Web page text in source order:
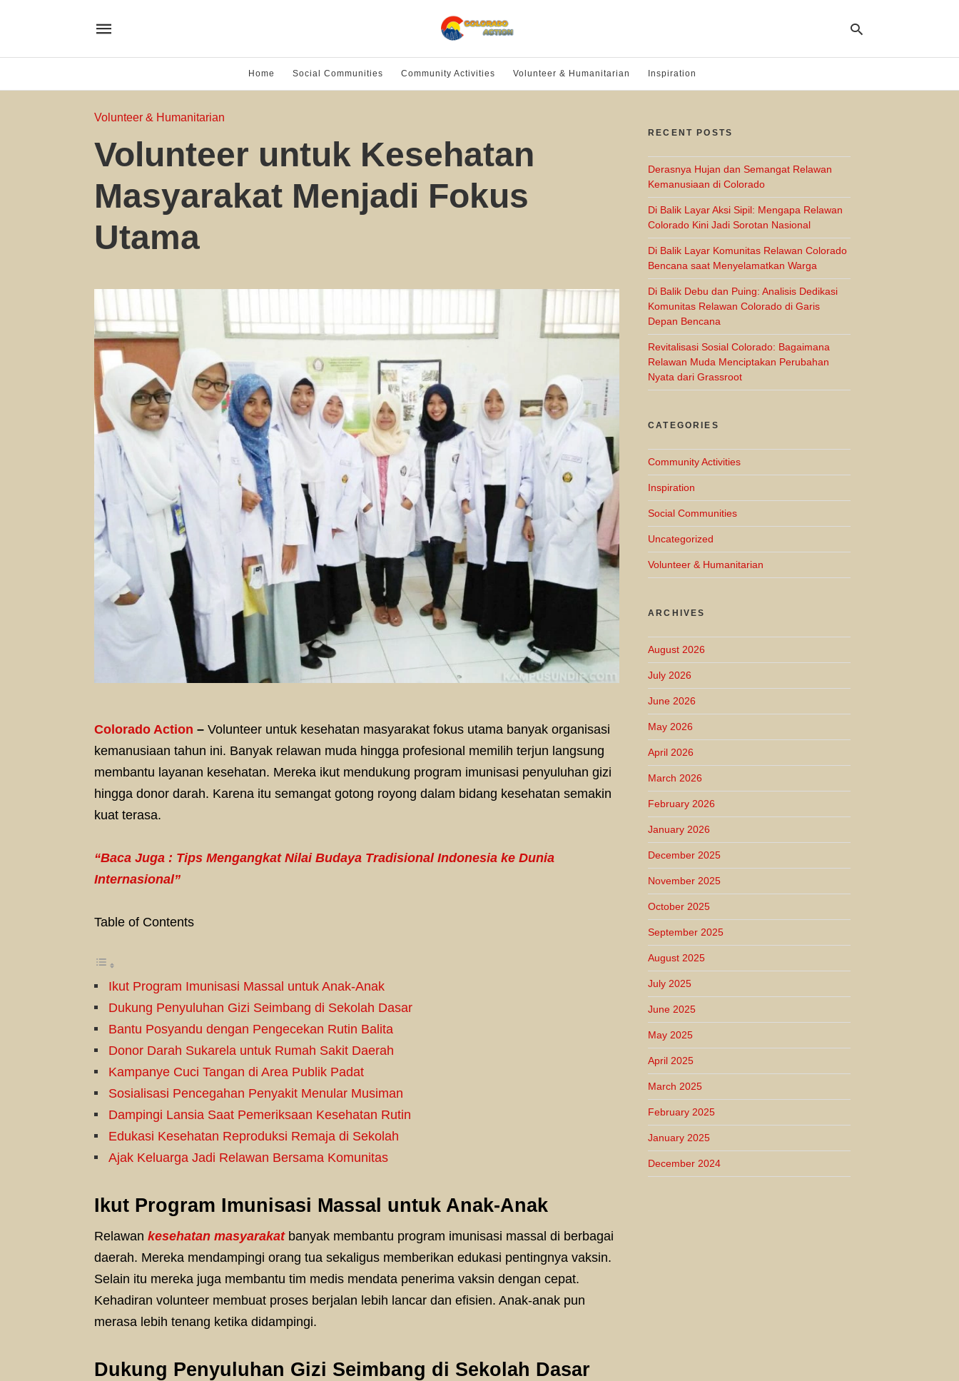
Home Social Communities Community Activities Volunteer & Humanitarian Inspiration
Volunteer & Humanitarian
Volunteer untuk Kesehatan
Masyarakat Menjadi Fokus
Utama
Colorado Action – Volunteer untuk kesehatan masyarakat fokus utama banyak organisasi
kemanusiaan tahun ini. Banyak relawan muda hingga profesional memilih terjun langsung
membantu layanan kesehatan. Mereka ikut mendukung program imunisasi penyuluhan gizi
hingga donor darah. Karena itu semangat gotong royong dalam bidang kesehatan semakin
kuat terasa.
“Baca Juga : Tips Mengangkat Nilai Budaya Tradisional Indonesia ke Dunia
Internasional”
Table of Contents
Ikut Program Imunisasi Massal untuk Anak-Anak
Dukung Penyuluhan Gizi Seimbang di Sekolah Dasar
Bantu Posyandu dengan Pengecekan Rutin Balita
Donor Darah Sukarela untuk Rumah Sakit Daerah
Kampanye Cuci Tangan di Area Publik Padat
Sosialisasi Pencegahan Penyakit Menular Musiman
Dampingi Lansia Saat Pemeriksaan Kesehatan Rutin
Edukasi Kesehatan Reproduksi Remaja di Sekolah
Ajak Keluarga Jadi Relawan Bersama Komunitas
Ikut Program Imunisasi Massal untuk Anak-Anak
Relawan kesehatan masyarakat banyak membantu program imunisasi massal di berbagai
daerah. Mereka mendampingi orang tua sekaligus memberikan edukasi pentingnya vaksin.
Selain itu mereka juga membantu tim medis mendata penerima vaksin dengan cepat.
Kehadiran volunteer membuat proses berjalan lebih lancar dan efisien. Anak-anak pun
merasa lebih tenang ketika didampingi.
Dukung Penyuluhan Gizi Seimbang di Sekolah Dasar
RECENT POSTS
Derasnya Hujan dan Semangat Relawan
Kemanusiaan di Colorado
Di Balik Layar Aksi Sipil: Mengapa Relawan
Colorado Kini Jadi Sorotan Nasional
Di Balik Layar Komunitas Relawan Colorado
Bencana saat Menyelamatkan Warga
Di Balik Debu dan Puing: Analisis Dedikasi
Komunitas Relawan Colorado di Garis
Depan Bencana
Revitalisasi Sosial Colorado: Bagaimana
Relawan Muda Menciptakan Perubahan
Nyata dari Grassroot
CATEGORIES
Community Activities
Inspiration
Social Communities
Uncategorized
Volunteer & Humanitarian
ARCHIVES
August 2026
July 2026
June 2026
May 2026
April 2026
March 2026
February 2026
January 2026
December 2025
November 2025
October 2025
September 2025
August 2025
July 2025
June 2025
May 2025
April 2025
March 2025
February 2025
January 2025
December 2024